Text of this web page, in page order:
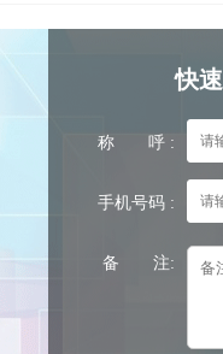
快
称 呼 :
手机号码 :
备 注: